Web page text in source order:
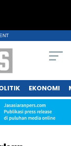
EKONOMI